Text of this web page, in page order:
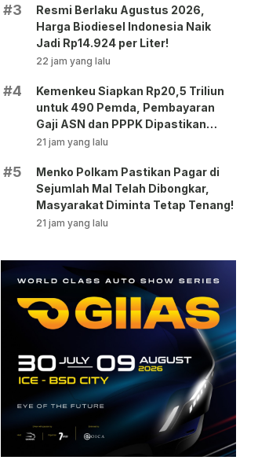
#3
Resmi Berlaku Agustus 2026,
Harga Biodiesel Indonesia Naik
Jadi Rp14.924 per Liter!
22 jam yang lalu
#4
Kemenkeu Siapkan Rp20,5 Triliun
untuk 490 Pemda, Pembayaran
Gaji ASN dan PPPK Dipastikan
Tetap Berjalan!
21 jam yang lalu
#5
Menko Polkam Pastikan Pagar di
Sejumlah Mal Telah Dibongkar,
Masyarakat Diminta Tetap Tenang!
21 jam yang lalu